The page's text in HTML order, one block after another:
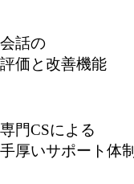
会話の
評価と改善機能
専門CSによる
手厚いサポート体制